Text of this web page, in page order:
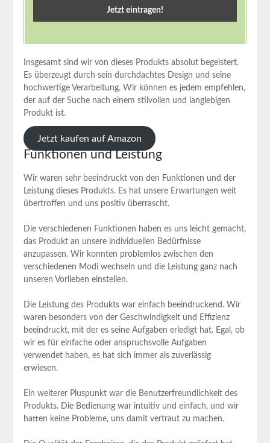
Insgesamt sind wir von dieses Produkts absolut begeistert.
Es‌ überzeugt durch sein durchdachtes Design und ‌seine
hochwertige Verarbeitung. Wir können es jedem empfehlen,
der auf der Suche nach einem stilvollen und langlebigen
Produkt ist.
Jetzt ⁣kaufen ⁢auf Amazon
Funktionen und Leistung
Wir waren sehr beeindruckt von​ den Funktionen und der
Leistung dieses Produkts. Es hat unsere ⁣Erwartungen weit
übertroffen und uns positiv überrascht.
Die verschiedenen Funktionen haben es uns leicht gemacht,
das Produkt an unsere individuellen Bedürfnisse
anzupassen. Wir konnten problemlos zwischen den
verschiedenen Modi wechseln und die Leistung ganz nach
unseren Vorlieben ⁢einstellen.
Die Leistung ​des Produkts‌ war einfach beeindruckend. Wir
waren besonders ​von der Geschwindigkeit und Effizienz
beeindruckt,‍ mit ⁤der ​es seine Aufgaben erledigt hat.⁣ Egal,⁢ ob
wir es für einfache oder anspruchsvolle Aufgaben
verwendet haben, es hat sich immer als zuverlässig
erwiesen.
Ein weiterer Pluspunkt war die Benutzerfreundlichkeit des
Produkts. Die ‌Bedienung war intuitiv und einfach, und wir‌
hatten ⁢keine Probleme, uns damit​ vertraut zu machen.